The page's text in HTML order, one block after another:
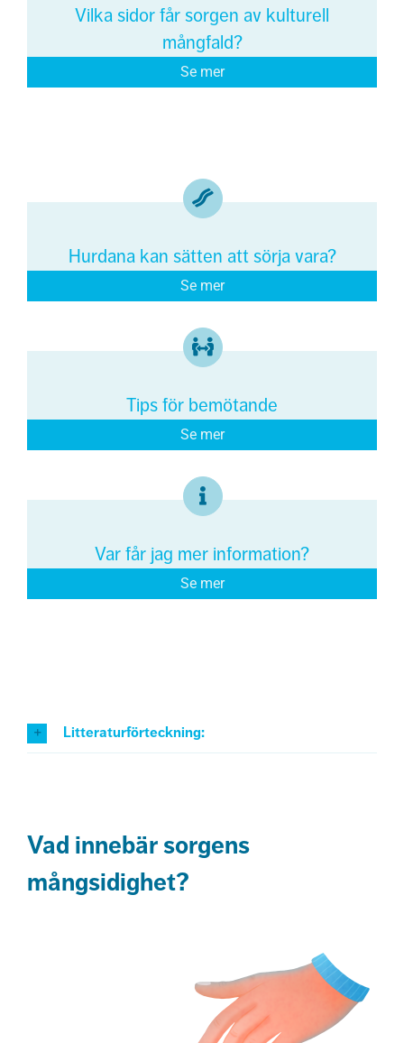
Vilka sidor får sorgen av kulturell
mångfald?
Se mer
Hurdana kan sätten att sörja vara?
Se mer
Tips för bemötande
Se mer
Var får jag mer information?
Se mer
Litteraturförteckning:
Vad innebär sorgens
mångsidighet?